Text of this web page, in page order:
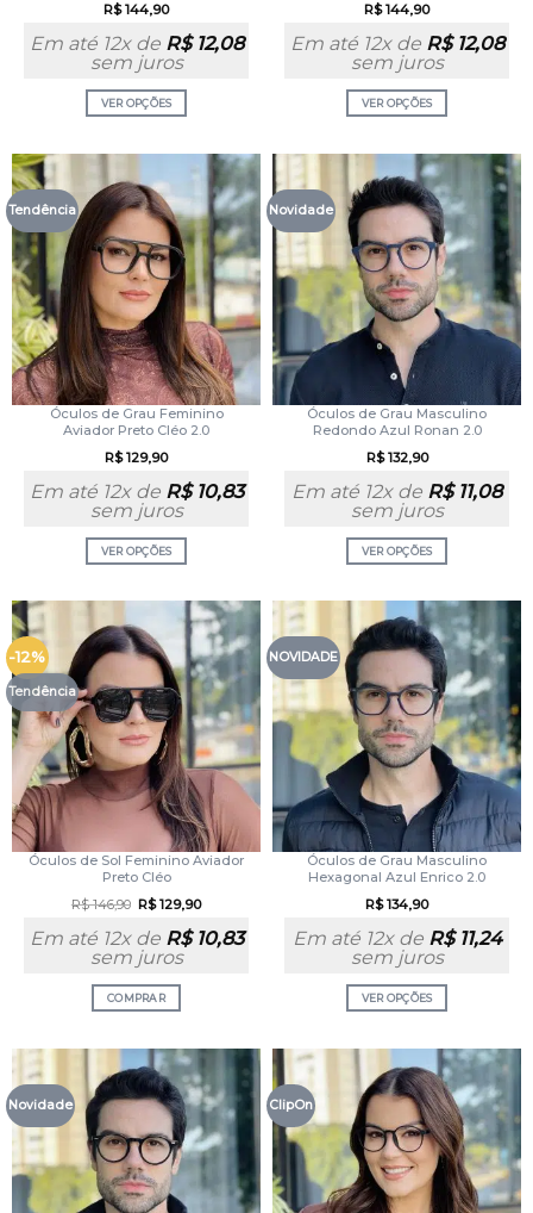
R$144,90
Em até 12x de R$12,08
sem juros
VER OPÇÕES
R$144,90
Em até 12x de R$12,08
sem juros
VER OPÇÕES
Tendência
Óculos de Grau Feminino
Aviador Preto Cléo 2.0
R$129,90
Em até 12x de R$10,83
sem juros
VER OPÇÕES
Novidade
Óculos de Grau Masculino
Redondo Azul Ronan 2.0
R$132,90
Em até 12x de R$11,08
sem juros
VER OPÇÕES
-12%
Tendência
Óculos de Sol Feminino Aviador
Preto Cléo
R$146,90 R$129,90
Em até 12x de R$10,83
sem juros
COMPRAR
NOVIDADE
Óculos de Grau Masculino
Hexagonal Azul Enrico 2.0
R$134,90
Em até 12x de R$11,24
sem juros
VER OPÇÕES
Novidade ClipOn